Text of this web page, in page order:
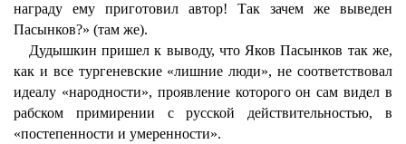
награду ему приготовил автор! Так зачем же выведен
Пасынков?» (там же).
Дудышкин пришел к выводу, что Яков Пасынков так же,
как и все тургеневские «лишние люди», не соответствовал
идеалу «народности», проявление которого он сам видел в
рабском примирении с русской действительностью, в
«постепенности и умеренности».